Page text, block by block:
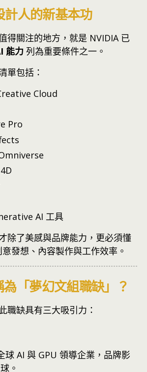
計人的新基本功
得關注的地方，就是 NVIDIA 已
能力 列為重要條件之一。
單包括：
Cloud
Pro
AI 工具
除了美感與品牌能力，更必須懂
發想、內容製作與工作效率。
「夢幻文組職缺」？
職缺具有三大吸引力：
球 AI 與 GPU 領導企業，品牌影
。